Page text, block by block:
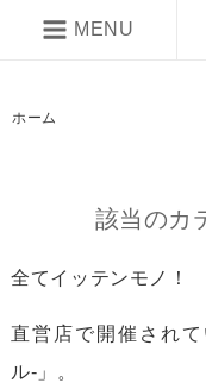
MENU
ホーム
該当のカ
全てイッテンモノ！
直営店で開催され
ル-」。